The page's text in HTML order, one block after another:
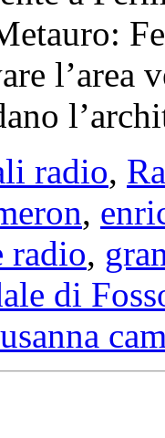
l’area
radio,
,
radio,
di